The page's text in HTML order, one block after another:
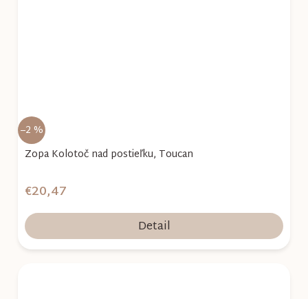
–2 %
Zopa Kolotoč nad postieľku, Toucan
€20,47
Detail